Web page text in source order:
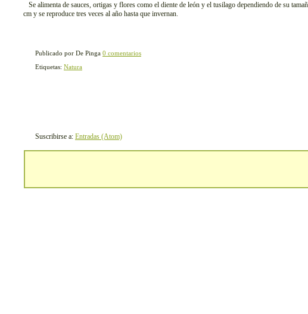
Se alimenta de sauces, ortigas y flores como el diente de león y el tusilago dependiendo de su
cm y se reproduce tres veces al año hasta que invernan.
Publicado por De Pinga 0 comentarios
Etiquetas: Natura
Suscribirse a: Entradas (Atom)